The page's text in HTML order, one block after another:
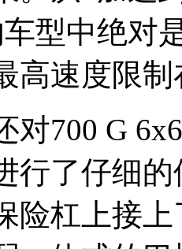
型中绝对
高速度限
700 G 6x6
行了仔细
险杠上接